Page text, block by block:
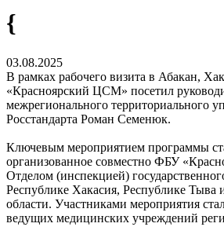
{
03.08.2025
В рамках рабочего визита в Абакан,
«Красноярский ЦСМ» посетил
межрегионального территориального
Росстандарта Роман Семенюк.
Ключевым мероприятием программы
организованное совместно ФБУ
Отделом (инспекцией)
Республике Хакасия, Республике Тыва
области. Участниками мероприятия
ведущих медицинских учреждений